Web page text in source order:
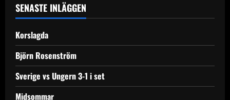
SENASTE INLÄGGEN
Korslagda
Björn Rosenström
Sverige vs Ungern 3-1 i set
Midsommar